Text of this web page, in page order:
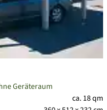
Geräteraum
ca. 18 qm